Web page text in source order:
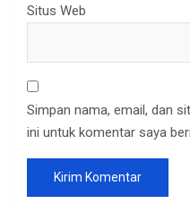
Situs Web
Simpan nama, email, dan
ini untuk komentar saya